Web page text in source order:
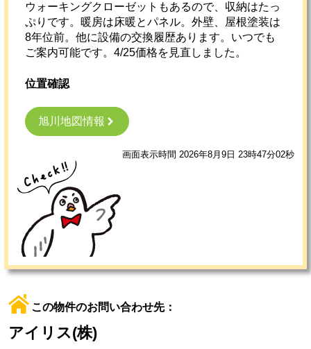
ウォーキングクローゼットもあるので、収納はたっ
ぷりです。暖房は床暖とパネル。外壁、屋根塗装は
8年位前。他に設備の交換履歴あります。いつでも
ご案内可能です。4/25価格を見直しました。
位置確認
旭川地図情報
画面表示時間 2026年8月9日 23時47分02秒
この物件のお問い合わせ先：
アイリス(株)